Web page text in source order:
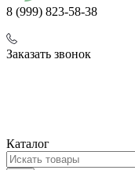
8 (999) 823-58-38
Заказать звонок
Каталог